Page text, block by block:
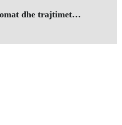
dhe trajtimet…